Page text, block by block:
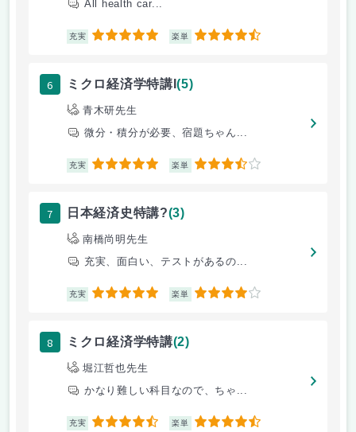
All health car...
充実 5 楽単 4.5
6 ミクロ経済学特講I(5)
青木研先生
微分・積分が必要、宿題ちゃん...
充実 5 楽単 3.5
7 日本経済史特講?(3)
南橋尚明先生
充実、面白い、テストがあるの...
充実 5 楽単 4
8 ミクロ経済学特講(2)
堀江哲也先生
かなり難しい科目なので、ちゃ...
充実 4.5 楽単 4.5